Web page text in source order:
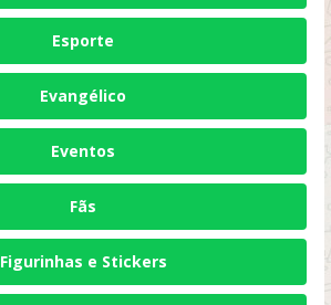
Esporte
Evangélico
Eventos
Fãs
Figurinhas e Stickers